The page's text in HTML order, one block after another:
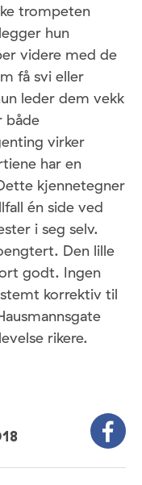
trompeten
hun
videre med de
få svi eller
leder dem vekk
både
virker
har en
kjennetegner
én side ved
i seg selv.
Den lille
godt. Ingen
korrektiv til
rikere.